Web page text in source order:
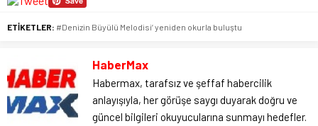
ETİKETLER: #Denizin Büyülü Melodisi’ yeniden okurla buluştu
HaberMax
Habermax, tarafsız ve şeffaf habercilik
anlayışıyla, her görüşe saygı duyarak doğru ve
güncel bilgileri okuyucularına sunmayı hedefler.